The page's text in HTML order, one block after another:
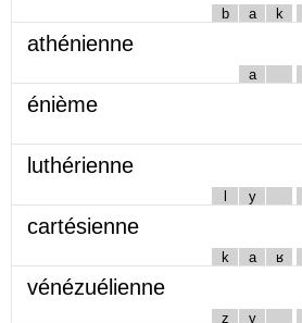
b a k
athénienne
a
énième
luthérienne
l y
cartésienne
k a ʁ
vénézuélienne
z y